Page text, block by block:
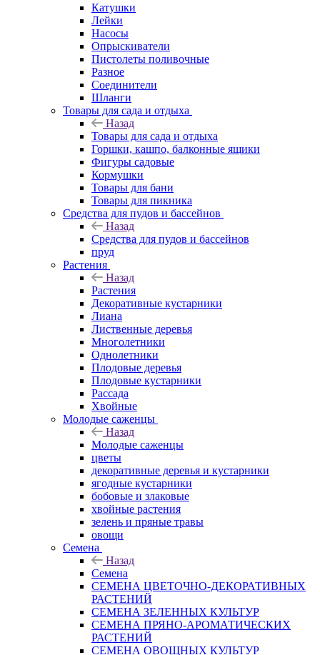
Катушки
Лейки
Насосы
Опрыскиватели
Пистолеты поливочные
Разное
Соединители
Шланги
Товары для сада и отдыха
Назад
Товары для сада и отдыха
Горшки, кашпо, балконные ящики
Фигуры садовые
Кормушки
Товары для бани
Товары для пикника
Средства для пудов и бассейнов
Назад
Средства для пудов и бассейнов
пруд
Растения
Назад
Растения
Декоративные кустарники
Лиана
Лиственные деревья
Многолетники
Однолетники
Плодовые деревья
Плодовые кустарники
Рассада
Хвойные
Молодые саженцы
Назад
Молодые саженцы
цветы
декоративные деревья и кустарники
ягодные кустарники
бобовые и злаковые
хвойные растения
зелень и пряные травы
овощи
Семена
Назад
Семена
СЕМЕНА ЦВЕТОЧНО-ДЕКОРАТИВНЫХ
РАСТЕНИЙ
СЕМЕНА ЗЕЛЕННЫХ КУЛЬТУР
СЕМЕНА ПРЯНО-АРОМАТИЧЕСКИХ
РАСТЕНИЙ
СЕМЕНА ОВОЩНЫХ КУЛЬТУР